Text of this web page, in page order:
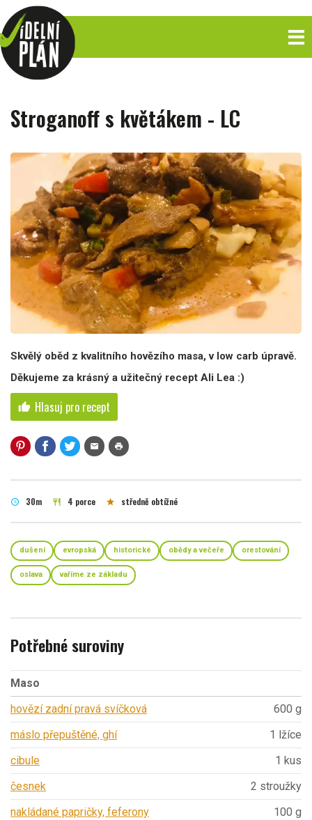
Stroganoff s květákem - LC
Skvělý oběd z kvalitního hovězího masa, v low carb úpravě.
Děkujeme za krásný a užitečný recept Ali Lea :)
thumb_up Hlasuj pro recept
mail print
schedule 30m restaurant 4 porce star středně obtížné
dušení evropská historické obědy a večeře orestování
oslava vaříme ze základu
Potřebné suroviny
Maso
hovězí zadní pravá svíčková
600 g
máslo přepuštěné, ghí
1 lžíce
cibule
1 kus
česnek
2 stroužky
nakládané papričky, feferony
100 g